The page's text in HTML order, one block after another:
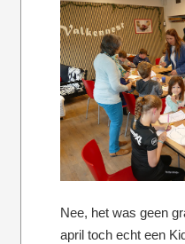
Nee, het was geen
april toch echt een